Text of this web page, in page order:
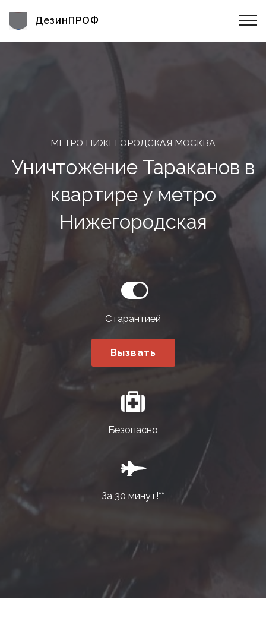
ДезинПРОФ
МЕТРО НИЖЕГОРОДСКАЯ МОСКВА
Уничтожение Тараканов в
квартире у метро
Нижегородская
С гарантией
Вызвать
Безопасно
За 30 минут!**